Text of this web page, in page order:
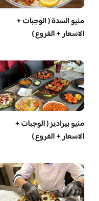
منيو السدة ( الوجبات +
الاسعار + الفروع )
منيو بيراديز ( الوجبات +
الاسعار + الفروع )